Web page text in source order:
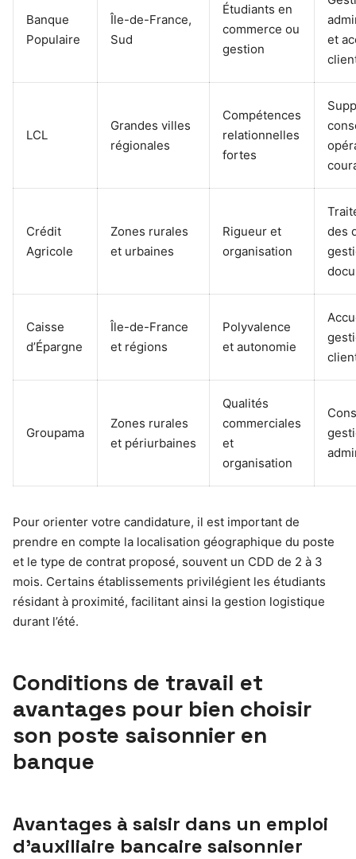
Banque
Populaire
Île-de-France,
Sud
Étudiants en
commerce ou
gestion
et
LCL
Grandes villes
régionales
Compétences
relationnelles
fortes
Crédit
Agricole
Zones rurales
et urbaines
Rigueur et
organisation
des
Caisse
d’Épargne
Île-de-France
et régions
Polyvalence
et autonomie
Groupama
Zones rurales
et périurbaines
Qualités
commerciales
et
organisation
Pour orienter votre candidature, il est important de
prendre en compte la localisation géographique du poste
et le type de contrat proposé, souvent un CDD de 2 à 3
mois. Certains établissements privilégient les étudiants
résidant à proximité, facilitant ainsi la gestion logistique
durant l’été.
Conditions de travail et
avantages pour bien choisir
son poste saisonnier en
banque
Avantages à saisir dans un emploi
d’auxiliaire bancaire saisonnier